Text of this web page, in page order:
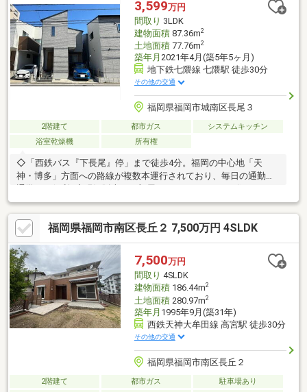
ノベーションまでワンストップでサポート！ 理想の住まいづくり
をリフォーム提案で実現します！
3,599万円
間取り 3LDK
建物面積87.36m2
土地面積77.76m2
築年月 2021年4月(築5年5ヶ月)
地下鉄七隈線 七隈駅 徒歩30分
その他の交通
福岡県福岡市城南区長尾３
2階建て 都市ガス
システムキッチン
浴室乾燥機
所有権
◇「西鉄バス『下長尾』停」まで徒歩4分。福岡の中心地「天
神・博多」方面への路線が複数本運行されており、毎日の通勤・
ったことが感じられる室内環境◎◇「全居室6帖以上＋2面採光」
で明るく開放的な空間が広がります♪◇ガス乾燥機・リビングエ
アコンは、そのままご利用いただけます◎◇「ちょっと気にな
る！」そんなお気持ちの段階からでもお気軽にお問い合わせくだ
さい♪◆現況渡し※室内クリーニング済み◆瑕疵保険（国交省指
定）保証付 。。。 株式会社 アイテム 。。。
「福岡住宅ナビ」で検索！
福岡県福岡市南区長丘２ 7,500万円 4SLDK
7,500万円
間取り 4SLDK
建物面積186.44m2
土地面積280.97m2
築年月 1995年9月(築31年)
西鉄天神大牟田線 高宮駅 徒歩30分
その他の交通
福岡県福岡市南区長丘２
2階建て 都市ガス
駐車場あり